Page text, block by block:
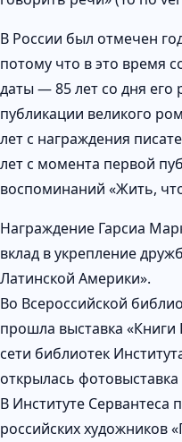
В России был отмечен
потому что в это время
даты — 85 лет со дня его
публикации великого
лет с награждения
лет с момента первой
воспоминаний «Жить,
Награждение Гарсиа
вклад в укрепление
Латинской Америки».
Во Всероссийской
прошла выставка «Книги
сети библиотек
открылась
В Институте
российских художников